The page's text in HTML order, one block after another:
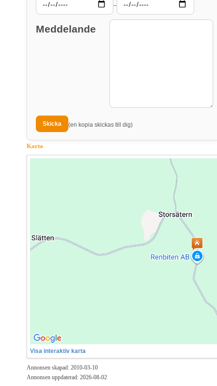
–
Meddelande
(en kopia skickas till dig)
Karta
Visa interaktiv karta
Annonsen skapad: 2010-03-10
Annonsen uppdaterad: 2026-08-02